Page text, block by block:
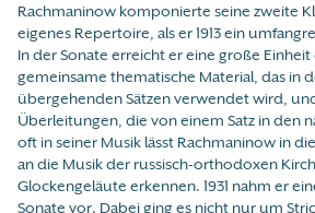
Rachmaninow komponierte seine zweite
eigenes Repertoire, als er 1913 ein
In der Sonate erreicht er eine große
gemeinsame thematische Material, das in
übergehenden Sätzen verwendet wird,
Überleitungen, die von einem Satz in den
oft in seiner Musik lässt Rachmaninow in
an die Musik der russisch-orthodoxen
Glockengeläute erkennen. 1931 nahm er
Sonate vor. Dabei ging es nicht nur um